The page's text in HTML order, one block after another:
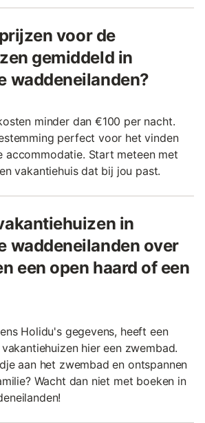
voor de
gemiddeld in
waddeneilanden?
minder dan €100 per nacht.
perfect voor het vinden
accommodatie. Start meteen met
vakantiehuis dat bij jou past.
in
waddeneilanden over
een open haard of een
Holidu's gegevens, heeft een
hier een zwembad.
aan het zwembad en ontspannen
Wacht dan niet met boeken in